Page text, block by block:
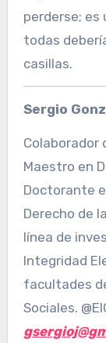
perderse; es
todas
casillas.
Sergio
Colaborador
Maestro en
Doctorante
Derecho de
línea de
Integridad
facultades
Sociales.